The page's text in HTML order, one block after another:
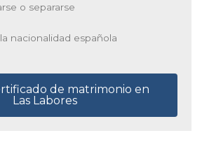
o separarse
nacionalidad española
de matrimonio en
Las Labores